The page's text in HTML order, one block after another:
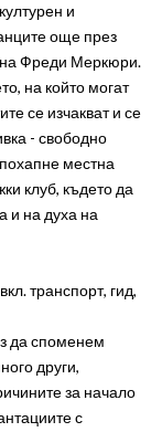
и
още през
Фреди Меркюри.
на който могат
се изчакват и се
- свободно
местна
клуб, където да
и на духа на
транспорт, гид,
да споменем
други,
за начало
с